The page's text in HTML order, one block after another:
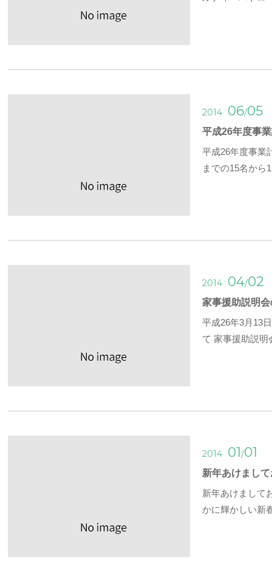
2014 06/05
平成26年度事
平成26年度事業
までの15名か
2014 04/02
家事援助説明
平成26年3月13
て 家事援助説
2014 01/01
新年あけまし
新年あけまして
かに輝かしい新